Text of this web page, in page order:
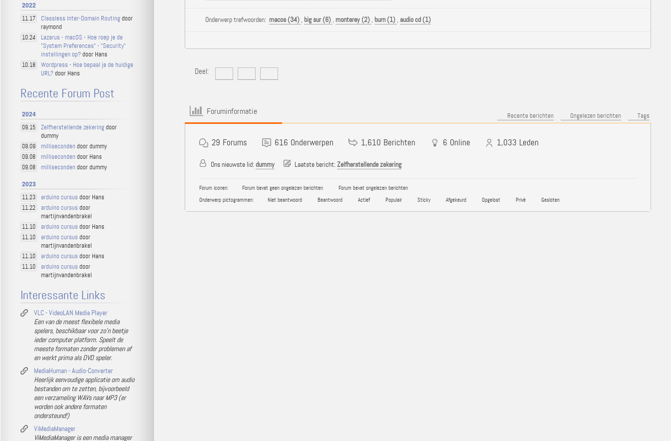
Onderwerp trefwoorden: macos (34) , big sur (6) , monterey (2) , burn (1) , audio cd (1)
Deel:
Foruminformatie Recente berichten Ongelezen berichten Tags
29 Forums 616 Onderwerpen 1,610 Berichten 6 Online 1,033 Leden
Ons nieuwste lid: dummy Laatste bericht: Zelfherstellende zekering
Forum iconen: Forum bevat geen ongelezen berichten
Forum bevat ongelezen berichten
Onderwerp pictogrammen:
Niet beantwoord Beantwoord Actief Populair Sticky Afgekeurd Opgelost Privé Gesloten
2022
11.17 Classless Inter-Domain Routingdoor
raymond
10.24
Lazarus - macOS - Hoe roep je de
"System Preferences" - "Security"
instellingen op?door Hans
10.18
Wordpress - Hoe bepaal je de huidige
URL?door Hans
Recente Forum Post
2024
09.15 Zelfherstellende zekeringdoor
dummy
09.09 milliseconden door dummy
09.08 milliseconden door Hans
09.08 milliseconden door dummy
2023
11.23 arduino cursus door Hans
11.22 arduino cursus door
martijnvandenbrakel
11.10 arduino cursus door Hans
11.10 arduino cursus door
martijnvandenbrakel
11.10 arduino cursus door Hans
11.10 arduino cursus door
martijnvandenbrakel
Interessante Links
VLC - VideoLAN Media Player
Een van de meest flexibele media
spelers, beschikbaar voor zo'n beetje
ieder computer platform. Speelt de
meeste formaten zonder problemen af
en werkt prima als DVD speler.
MediaHuman - Audio-Converter
Heerlijk eenvoudige applicatie om audio
bestanden om te zetten, bijvoorbeeld
een verzameling WAVs naar MP3 (er
worden ook andere formaten
ondersteund!)
ViMediaManager
ViMediaManager is een media manager